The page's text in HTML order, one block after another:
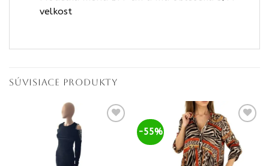
velkost
SÚVISIACE PRODUKTY
-55%